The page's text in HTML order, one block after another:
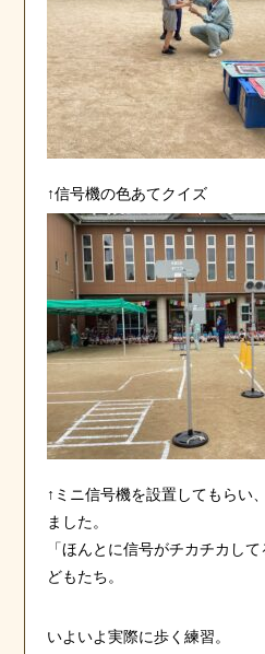
↑信号機の色あてクイズ
↑ミニ信号機を設置してもらい
ました。
「ほんとに信号がチカチカし
どもたち。
いよいよ実際に歩く練習。